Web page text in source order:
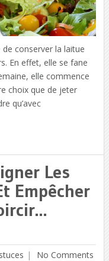
de conserver la laitue
En effet, elle se fane
elle commence
choix que de jeter
qu’avec
Les
Empêcher
No Comments